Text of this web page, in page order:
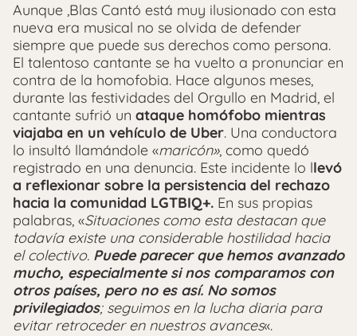
Aunque ,Blas Cantó está muy ilusionado con esta
nueva era musical no se olvida de defender
siempre que puede sus derechos como persona.
El talentoso cantante se ha vuelto a pronunciar en
contra de la homofobia. Hace algunos meses,
durante las festividades del Orgullo en Madrid, el
cantante sufrió un ataque homófobo mientras
viajaba en un vehículo de Uber. Una conductora
lo insultó llamándole «maricón», como quedó
registrado en una denuncia. Este incidente lo llevó
a reflexionar sobre la persistencia del rechazo
hacia la comunidad LGTBIQ+. En sus propias
palabras, «Situaciones como esta destacan que
todavía existe una considerable hostilidad hacia
el colectivo. Puede parecer que hemos avanzado
mucho, especialmente si nos comparamos con
otros países, pero no es así. No somos
privilegiados; seguimos en la lucha diaria para
evitar retroceder en nuestros avances«.